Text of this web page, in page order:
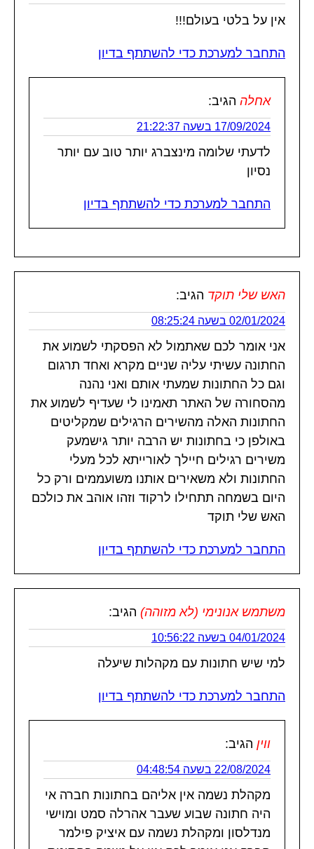
אין על בלטי בעולם!!!
התחבר למערכת כדי להשתתף בדיון
אחלה הגיב:
17/09/2024 בשעה 21:22:37
לדעתי שלומה מינצברג יותר טוב עם יותר
נסיון
התחבר למערכת כדי להשתתף בדיון
האש שלי תוקד הגיב:
02/01/2024 בשעה 08:25:24
אני אומר לכם שאתמול לא הפסקתי לשמוע את
החתונה עשיתי עליה שניים מקרא ואחד תרגום
וגם כל החתונות שמעתי אותם ואני נהנה
מהסחורה של האתר תאמינו לי שעדיף לשמוע את
החתונות האלה מהשירים הרגילים שמקליטים
באולפן כי בחתונות יש הרבה יותר גישמעק
משירים רגילים חיילך לאורייתא לכל מעלי
החתונות ולא משאירים אותנו משועממים ורק כל
היום בשמחה תתחילו לרקוד וזהו אוהב את כולכם
האש שלי תוקד
התחבר למערכת כדי להשתתף בדיון
משתמש אנונימי (לא מזוהה) הגיב:
04/01/2024 בשעה 10:56:22
למי שיש חתונות עם מקהלות שיעלה
התחבר למערכת כדי להשתתף בדיון
ווין הגיב:
22/08/2024 בשעה 04:48:54
מקהלת נשמה אין אליהם בחתונות חברה אי
היה חתונה שבוע שעבר אהרלה סמט ומוישי
מנדלסון ומקהלת נשמה עם איציק פילמר